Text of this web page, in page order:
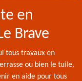
en
Brave
tous travaux en
ou bien le tuile.
en aide pour tous